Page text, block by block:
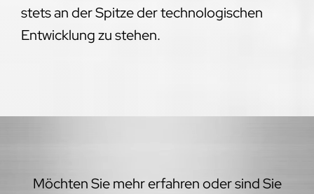
stets an der Spitze der technologischen
Entwicklung zu stehen.
Möchten Sie mehr erfahren oder sind Sie